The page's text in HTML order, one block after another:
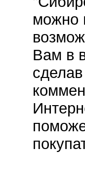
можно
Вам в